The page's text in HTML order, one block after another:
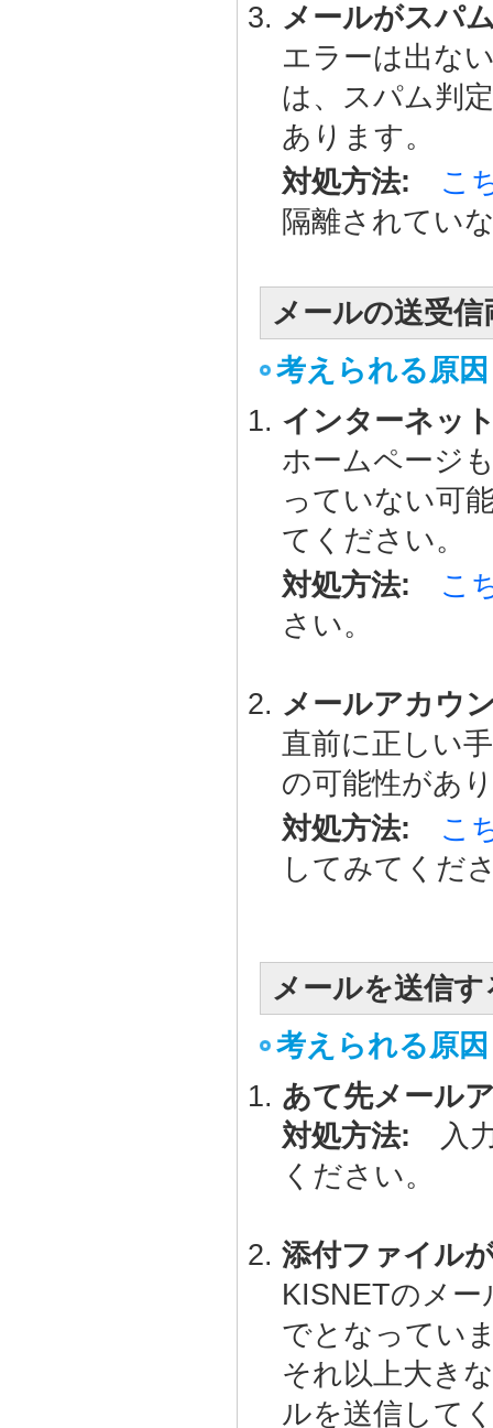
メールがスパ
エラーは出な
は、スパム判
あります。
対処方法: こ
隔離されてい
メールの送受
考えられる原因
インターネッ
ホームページ
っていない可
てください。
対処方法:
こ
さい。
メールアカウ
直前に正しい
の可能性があ
対処方法:
こ
してみてくだ
メールを送信
考えられる原因
あて先メール
対処方法:
入
ください。
添付ファイル
KISNETのメ
でとなってい
それ以上大き
ルを送信して